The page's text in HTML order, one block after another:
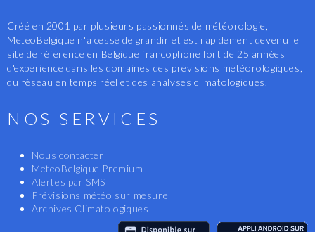
Créé en 2001 par plusieurs passionnés de météorologie,
MeteoBelgique n'a cessé de grandir et est rapidement devenu le
site de référence en Belgique francophone fort de 25 années
d'expérience dans les domaines des prévisions météorologiques,
du réseau en temps réel et des analyses climatologiques.
NOS SERVICES
Nous contacter
MeteoBelgique Premium
Alertes par SMS
Prévisions météo sur mesure
Archives Climatologiques